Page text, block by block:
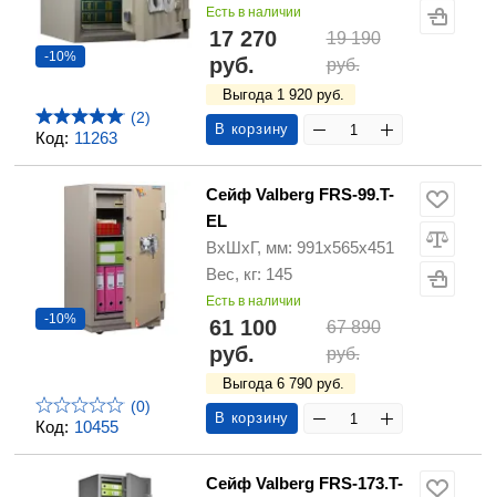
Код: 11263
-10%
(2)
Есть в наличии
17 270
руб.
19 190
руб.
Выгода 1 920 руб.
В корзину
Код: 10455
-10%
(0)
Сейф Valberg FRS-99.T-
EL
ВхШхГ, мм: 991х565х451
Вес, кг: 145
Есть в наличии
61 100
руб.
67 890
руб.
Выгода 6 790 руб.
В корзину
Сейф Valberg FRS-173.T-